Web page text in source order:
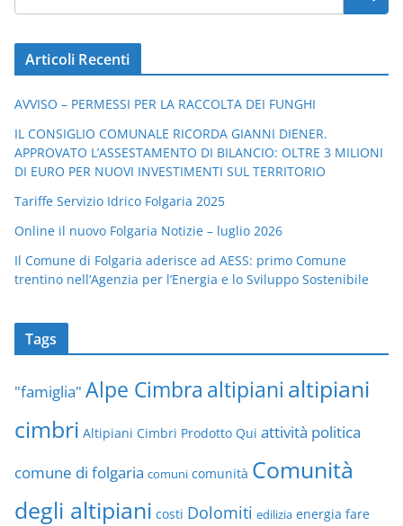
Articoli Recenti
AVVISO – PERMESSI PER LA RACCOLTA DEI FUNGHI
IL CONSIGLIO COMUNALE RICORDA GIANNI DIENER.
APPROVATO L’ASSESTAMENTO DI BILANCIO: OLTRE 3 MILIONI
DI EURO PER NUOVI INVESTIMENTI SUL TERRITORIO
Tariffe Servizio Idrico Folgaria 2025
Online il nuovo Folgaria Notizie – luglio 2026
Il Comune di Folgaria aderisce ad AESS: primo Comune
trentino nell’Agenzia per l’Energia e lo Sviluppo Sostenibile
Tags
"famiglia" Alpe Cimbra altipiani altipiani
cimbri Altipiani Cimbri Prodotto Qui attività politica
comune di folgaria comuni comunità Comunità
degli altipiani costi Dolomiti edilizia energia fare